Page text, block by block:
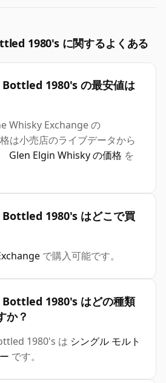
1980's に関するよくある
1980's の最安値は
Whisky Exchange の
は小売店のライブデータから
Glen Elgin Whisky の価格 を
1980's はどこで買
で購入可能です。
1980's はどの種類
か？
1980's は シングル モルト
です。